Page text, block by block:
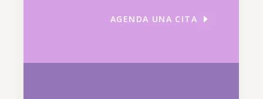
AGENDA UNA CITA